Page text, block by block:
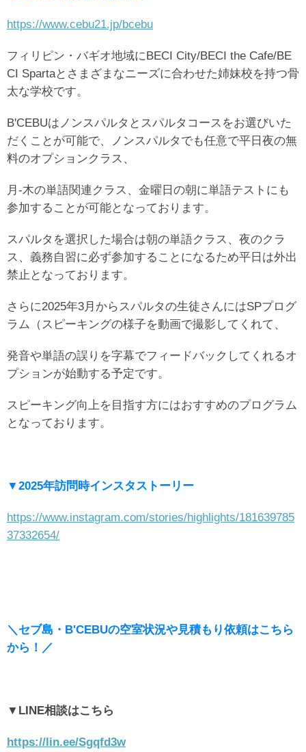
https://www.cebu21.jp/bcebu
フィリピン・バギオ地域にBECI City/BECI the Cafe/BE
CI Spartaとさまざまなニーズに合わせた姉妹校を持つ骨
太な学校です。
B'CEBUはノンスパルタとスパルタコースをお選びいた
だくことが可能で、ノンスパルタでも任意で平日夜の無
料のオプションクラス、
月-木の単語関連クラス、金曜日の朝に単語テストにも
参加することが可能となっております。
スパルタを選択した場合は朝の単語クラス、夜のクラ
ス、義務自習に必ず参加することになるため平日は外出
禁止となっております。
さらに2025年3月からスパルタの生徒さんにはSPプログ
ラム（スピーキングの様子を動画で撮影してくれて、
発音や単語の誤りを字幕でフィードバックしてくれるオ
プションが始動する予定です。
スピーキング向上を目指す方にはおすすめのプログラム
となっております。
▼2025年訪問時インスタストーリー
https://www.instagram.com/stories/highlights/181639785
37332654/
＼セブ島・B'CEBUの空室状況や見積もり依頼はこちら
から！／
▼LINE相談はこちら
https://lin.ee/Sgqfd3w